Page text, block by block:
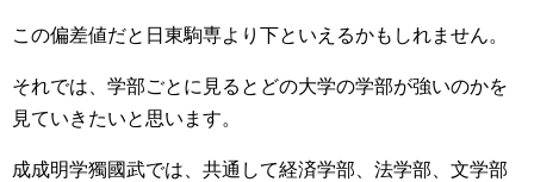
この偏差値だと日東駒専より下といえるかもしれません。
それでは、学部ごとに見るとどの大学の学部が強いのかを
見ていきたいと思います。
成成明学獨國武では、共通して経済学部、法学部、文学部